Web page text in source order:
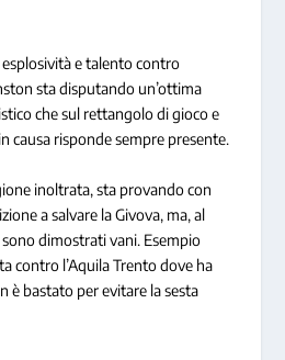
esplosività e talento contro
sta disputando un’ottima
che sul rettangolo di gioco e
causa risponde sempre presente.
inoltrata, sta provando con
a salvare la Givova, ma, al
dimostrati vani. Esempio
contro l’Aquila Trento dove ha
è bastato per evitare la sesta